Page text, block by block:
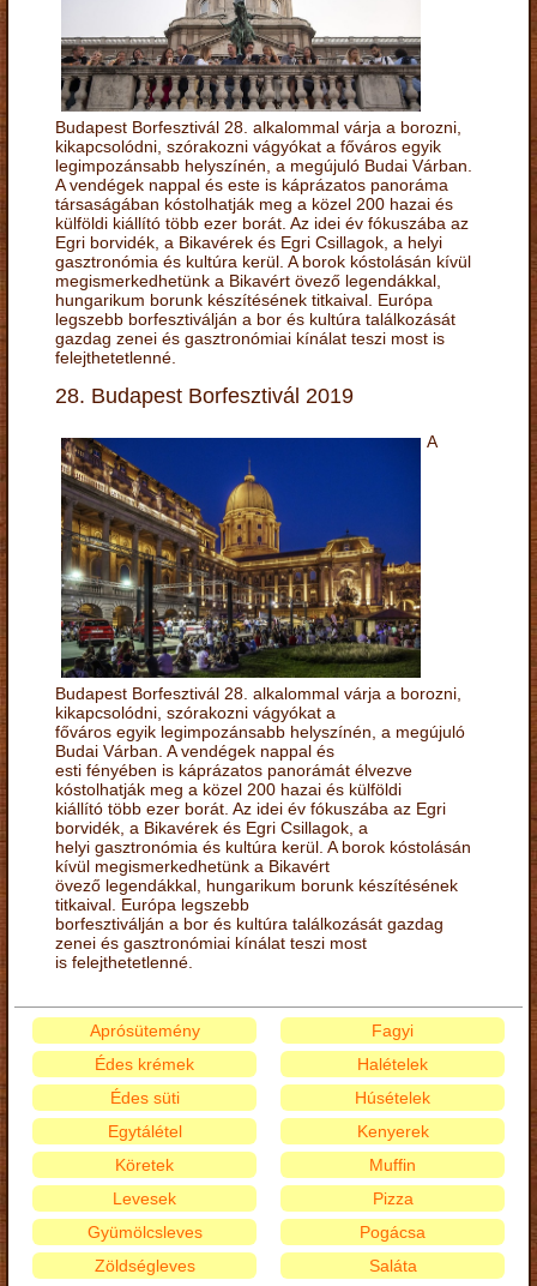
Budapest Borfesztivál 28. alkalommal várja a borozni,
kikapcsolódni, szórakozni vágyókat a főváros egyik
legimpozánsabb helyszínén, a megújuló Budai Várban.
A vendégek nappal és este is káprázatos panoráma
társaságában kóstolhatják meg a közel 200 hazai és
külföldi kiállító több ezer borát. Az idei év fókuszába az
Egri borvidék, a Bikavérek és Egri Csillagok, a helyi
gasztronómia és kultúra kerül. A borok kóstolásán kívül
megismerkedhetünk a Bikavért övező legendákkal,
hungarikum borunk készítésének titkaival. Európa
legszebb borfesztiválján a bor és kultúra találkozását
gazdag zenei és gasztronómiai kínálat teszi most is
felejthetetlenné.
28. Budapest Borfesztivál 2019
A
Budapest Borfesztivál 28. alkalommal várja a borozni,
kikapcsolódni, szórakozni vágyókat a
főváros egyik legimpozánsabb helyszínén, a megújuló
Budai Várban. A vendégek nappal és
esti fényében is káprázatos panorámát élvezve
kóstolhatják meg a közel 200 hazai és külföldi
kiállító több ezer borát. Az idei év fókuszába az Egri
borvidék, a Bikavérek és Egri Csillagok, a
helyi gasztronómia és kultúra kerül. A borok kóstolásán
kívül megismerkedhetünk a Bikavért
övező legendákkal, hungarikum borunk készítésének
titkaival. Európa legszebb
borfesztiválján a bor és kultúra találkozását gazdag
zenei és gasztronómiai kínálat teszi most
is felejthetetlenné.
Aprósütemény
Édes krémek
Édes süti
Egytálétel
Fagyi
Halételek
Húsételek
Kenyerek
Köretek
Levesek
Gyümölcsleves
Zöldségleves
Muffin
Pizza
Pogácsa
Saláta